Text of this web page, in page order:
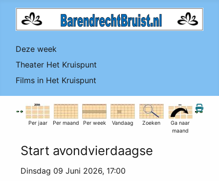
Deze week
Theater Het Kruispunt
Films in Het Kruispunt
Per jaar Per maand Per week Vandaag Zoeken
Ga naar
maand
Start avondvierdaagse
Dinsdag 09 Juni 2026, 17:00